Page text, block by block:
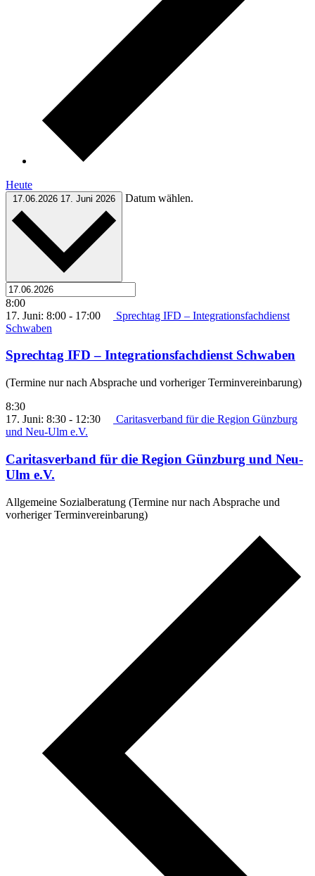
Heute
17.06.2026 17. Juni 2026 Datum wählen.
8:00
17. Juni: 8:00 - 17:00
Sprechtag IFD – Integrationsfachdienst
Schwaben
Sprechtag IFD – Integrationsfachdienst Schwaben
(Termine nur nach Absprache und vorheriger Terminvereinbarung)
8:30
17. Juni: 8:30 - 12:30
Caritasverband für die Region Günzburg
und Neu-Ulm e.V.
Caritasverband für die Region Günzburg und Neu-
Ulm e.V.
Allgemeine Sozialberatung (Termine nur nach Absprache und
vorheriger Terminvereinbarung)